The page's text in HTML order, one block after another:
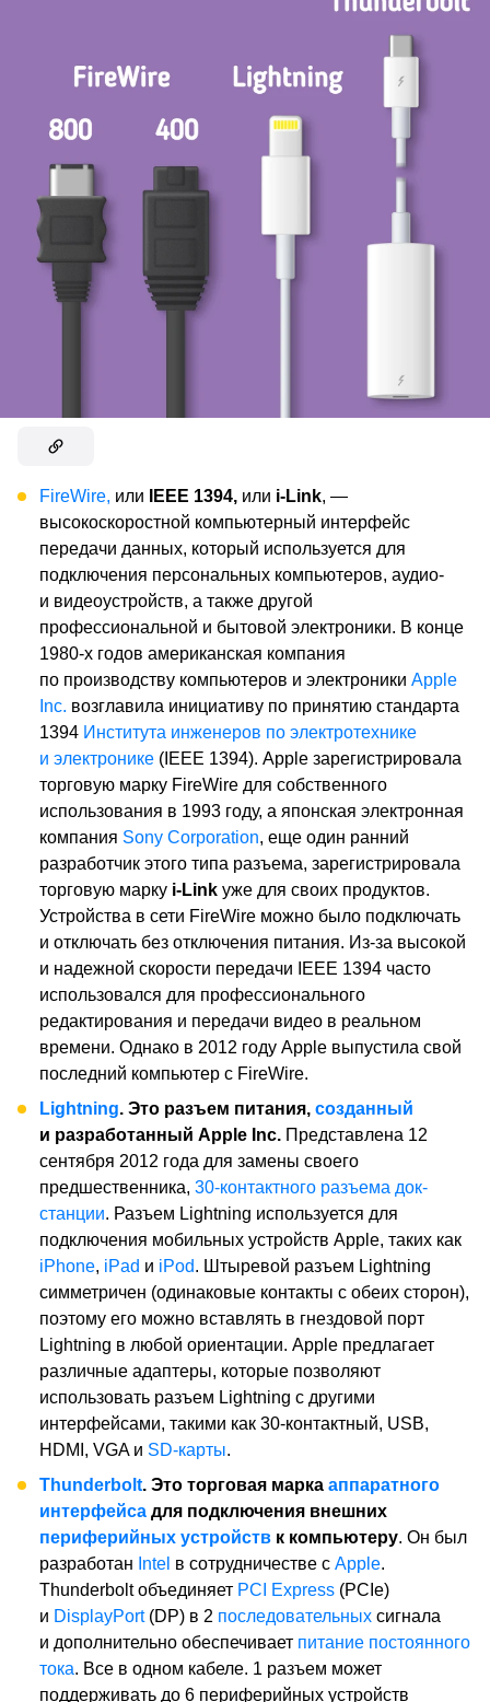
FireWire, или IEEE 1394, или i-Link, —
высокоскоростной компьютерный интерфейс
передачи данных, который используется для
подключения персональных компьютеров, аудио-
и видеоустройств, а также другой
профессиональной и бытовой электроники. В конце
1980-х годов американская компания
по производству компьютеров и электроники Apple
Inc. возглавила инициативу по принятию стандарта
1394 Института инженеров по электротехнике
и электронике (IEEE 1394). Apple зарегистрировала
торговую марку FireWire для собственного
использования в 1993 году, а японская электронная
компания Sony Corporation, еще один ранний
разработчик этого типа разъема, зарегистрировала
торговую марку i-Link уже для своих продуктов.
Устройства в сети FireWire можно было подключать
и отключать без отключения питания. Из-за высокой
и надежной скорости передачи IEEE 1394 часто
использовался для профессионального
редактирования и передачи видео в реальном
времени. Однако в 2012 году Apple выпустила свой
последний компьютер с FireWire.
Lightning. Это разъем питания, созданный
и разработанный Apple Inc. Представлена ​​12
сентября 2012 года для замены своего
предшественника, 30-контактного разъема док-
станции. Разъем Lightning используется для
подключения мобильных устройств Apple, таких как
iPhone, iPad и iPod. Штыревой разъем Lightning
симметричен (одинаковые контакты с обеих сторон),
поэтому его можно вставлять в гнездовой порт
Lightning в любой ориентации. Apple предлагает
различные адаптеры, которые позволяют
использовать разъем Lightning с другими
интерфейсами, такими как 30-контактный, USB,
HDMI, VGA и SD-карты.
Thunderbolt. Это торговая марка аппаратного
интерфейса для подключения внешних
периферийных устройств к компьютеру. Он был
разработан Intel в сотрудничестве с Apple.
Thunderbolt объединяет PCI Express (PCIe)
и DisplayPort(DP) в 2 последовательных сигнала
и дополнительно обеспечивает питание постоянного
тока. Все в одном кабеле. 1 разъем может
поддерживать до 6 периферийных устройств